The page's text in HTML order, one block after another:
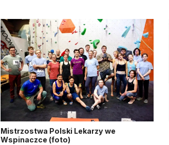
Mistrzostwa Polski Lekarzy we
Wspinaczce (foto)